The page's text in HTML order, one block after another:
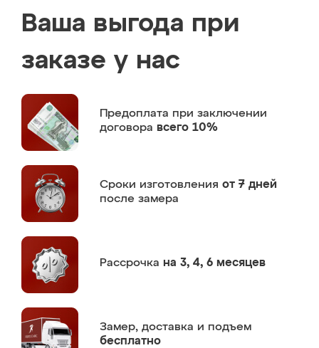
Ваша выгода при
заказе у нас
Предоплата при заключении
договора всего 10%
Сроки изготовления от 7 дней
после замера
Рассрочка на 3, 4, 6 месяцев
Замер, доставка и подъем
бесплатно